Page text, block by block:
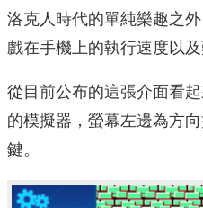
洛克人時代的單純樂趣之
戲在手機上的執行速度以及
從目前公布的這張介面看
的模擬器，螢幕左邊為方
鍵。